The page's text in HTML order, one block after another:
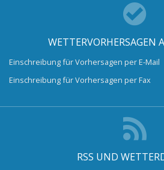
WETTERVORHERSAGEN
Einschreibung für Vorhersagen per E-Mail
Einschreibung für Vorhersagen per Fax
RSS UND